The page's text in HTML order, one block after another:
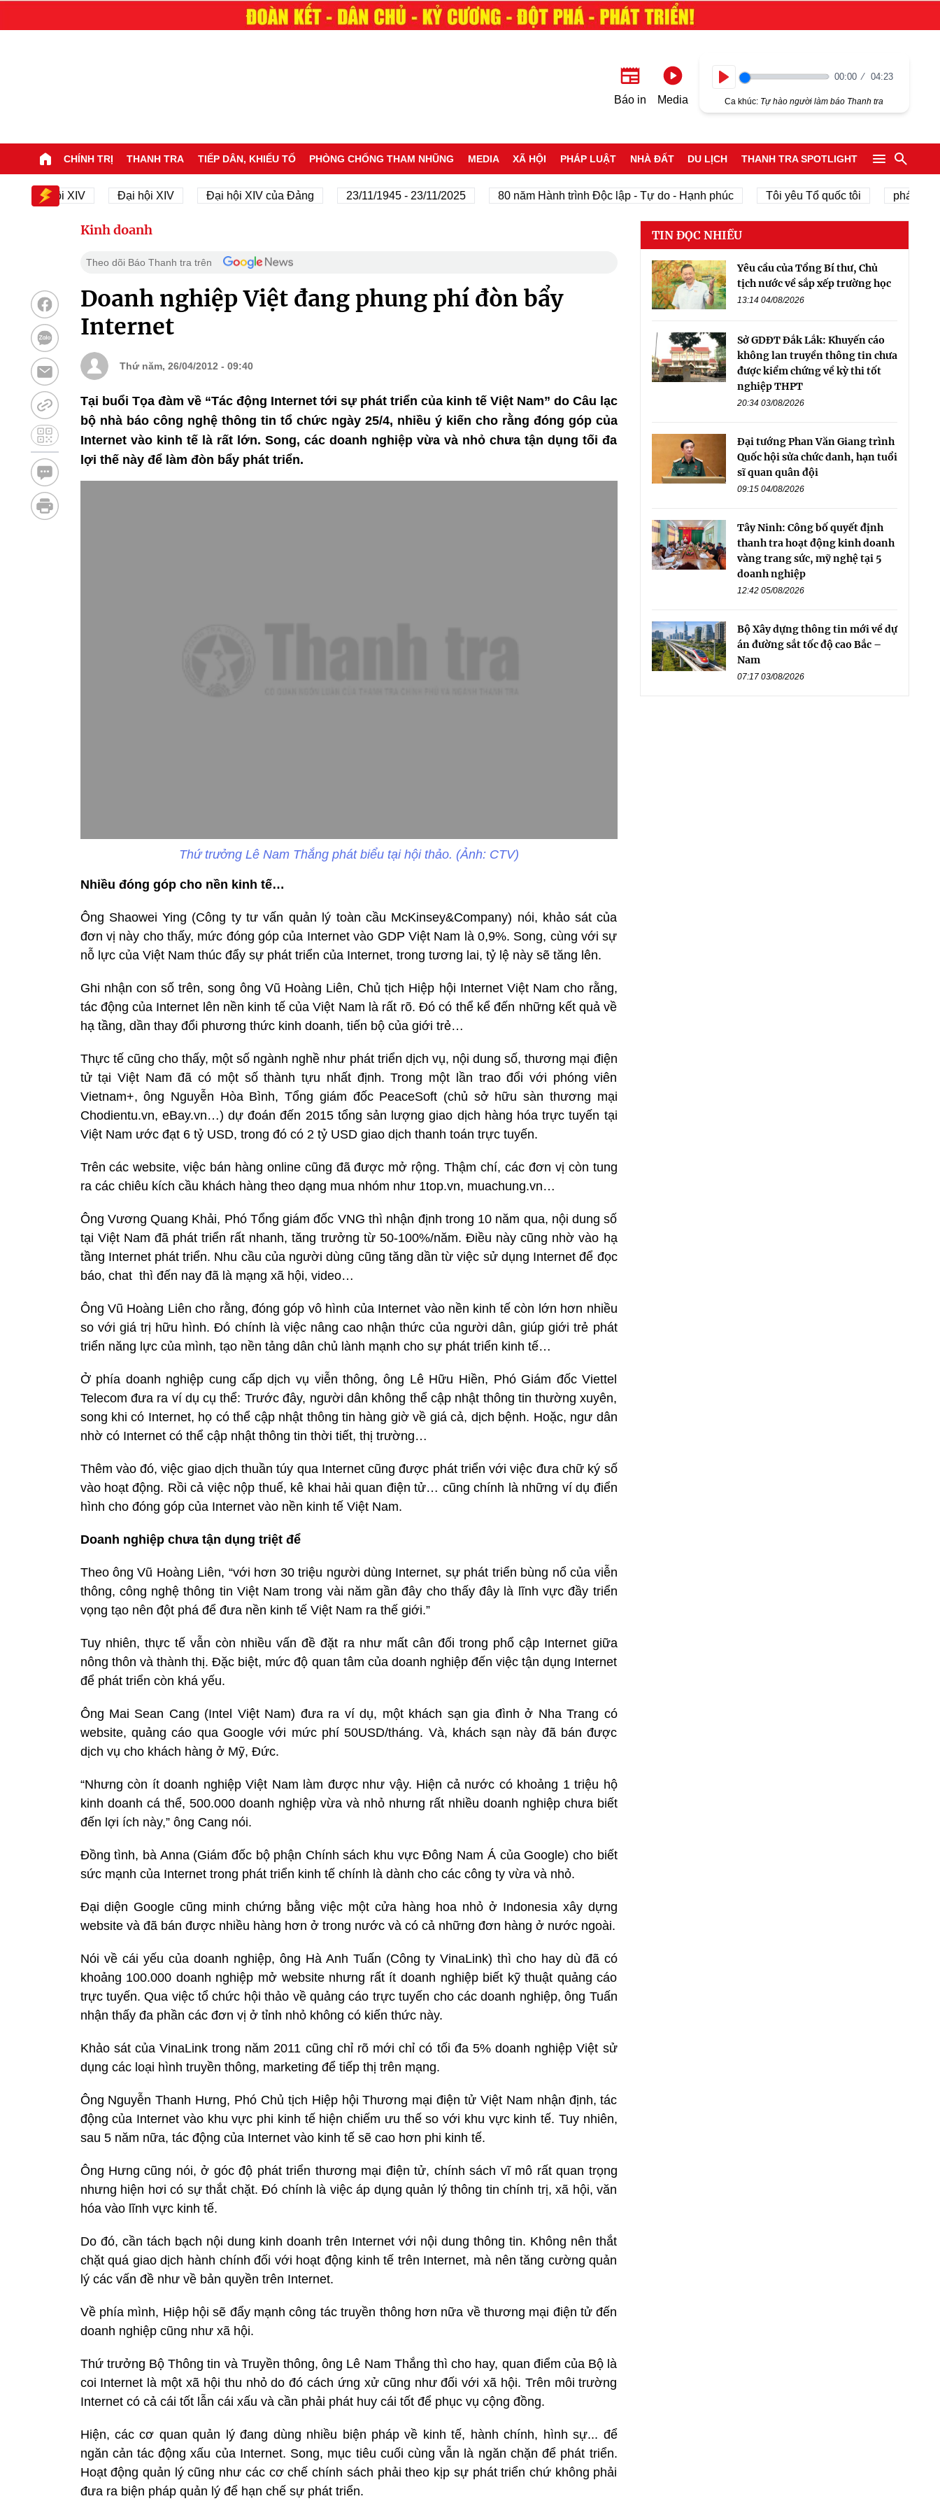
Báo in Media
00:00 04:23
Ca khúc: Tự hào người làm báo Thanh tra
CHÍNH TRỊ THANH TRA TIẾP DÂN, KHIẾU TỐ PHÒNG CHỐNG THAM NHŨNG MEDIA XÃ HỘI PHÁP LUẬT NHÀ ĐẤT DU LỊCH THANH TRA SPOTLIGHT
Đại hội XIV Đại hội XIV Đại hội XIV của Đảng 23/11/1945 - 23/11/2025 80 năm Hành trình Độc lập - Tự do - Hạnh phúc Tôi yêu Tổ quốc tôi phát triển
Kinh doanh
Theo dõi Báo Thanh tra trên
Doanh nghiệp Việt đang phung phí đòn bẩy
Internet
Thứ năm, 26/04/2012 - 09:40
Tại buổi Tọa đàm về “Tác động Internet tới sự phát triển của kinh tế Việt Nam” do Câu lạc
bộ nhà báo công nghệ thông tin tổ chức ngày 25/4, nhiều ý kiến cho rằng đóng góp của
Internet vào kinh tế là rất lớn. Song, các doanh nghiệp vừa và nhỏ chưa tận dụng tối đa
lợi thế này để làm đòn bẩy phát triển.
Thứ trưởng Lê Nam Thắng phát biểu tại hội thảo. (Ảnh: CTV)
Nhiều đóng góp cho nền kinh tế…
Ông Shaowei Ying (Công ty tư vấn quản lý toàn cầu McKinsey&Company) nói, khảo sát của
đơn vị này cho thấy, mức đóng góp của Internet vào GDP Việt Nam là 0,9%. Song, cùng với sự
nỗ lực của Việt Nam thúc đẩy sự phát triển của Internet, trong tương lai, tỷ lệ này sẽ tăng lên.
Ghi nhận con số trên, song ông Vũ Hoàng Liên, Chủ tịch Hiệp hội Internet Việt Nam cho rằng,
tác động của Internet lên nền kinh tế của Việt Nam là rất rõ. Đó có thể kể đến những kết quả về
hạ tầng, dần thay đổi phương thức kinh doanh, tiến bộ của giới trẻ…
Thực tế cũng cho thấy, một số ngành nghề như phát triển dịch vụ, nội dung số, thương mại điện
tử tại Việt Nam đã có một số thành tựu nhất định. Trong một lần trao đổi với phóng viên
Vietnam+, ông Nguyễn Hòa Bình, Tổng giám đốc PeaceSoft (chủ sở hữu sàn thương mại
Chodientu.vn, eBay.vn…) dự đoán đến 2015 tổng sản lượng giao dịch hàng hóa trực tuyến tại
Việt Nam ước đạt 6 tỷ USD, trong đó có 2 tỷ USD giao dịch thanh toán trực tuyến.
Trên các website, việc bán hàng online cũng đã được mở rộng. Thậm chí, các đơn vị còn tung
ra các chiêu kích cầu khách hàng theo dạng mua nhóm như 1top.vn, muachung.vn…
Ông Vương Quang Khải, Phó Tổng giám đốc VNG thì nhận định trong 10 năm qua, nội dung số
tại Việt Nam đã phát triển rất nhanh, tăng trưởng từ 50-100%/năm. Điều này cũng nhờ vào hạ
tầng Internet phát triển. Nhu cầu của người dùng cũng tăng dần từ việc sử dụng Internet để đọc
báo, chat thì đến nay đã là mạng xã hội, video…
Ông Vũ Hoàng Liên cho rằng, đóng góp vô hình của Internet vào nền kinh tế còn lớn hơn nhiều
so với giá trị hữu hình. Đó chính là việc nâng cao nhận thức của người dân, giúp giới trẻ phát
triển năng lực của mình, tạo nền tảng dân chủ lành mạnh cho sự phát triển kinh tế…
Ở phía doanh nghiệp cung cấp dịch vụ viễn thông, ông Lê Hữu Hiền, Phó Giám đốc Viettel
Telecom đưa ra ví dụ cụ thể: Trước đây, người dân không thể cập nhật thông tin thường xuyên,
song khi có Internet, họ có thể cập nhật thông tin hàng giờ về giá cả, dịch bệnh. Hoặc, ngư dân
nhờ có Internet có thể cập nhật thông tin thời tiết, thị trường…
Thêm vào đó, việc giao dịch thuần túy qua Internet cũng được phát triển với việc đưa chữ ký số
vào hoạt động. Rồi cả việc nộp thuế, kê khai hải quan điện tử… cũng chính là những ví dụ điển
hình cho đóng góp của Internet vào nền kinh tế Việt Nam.
Doanh nghiệp chưa tận dụng triệt để
Theo ông Vũ Hoàng Liên, “với hơn 30 triệu người dùng Internet, sự phát triển bùng nổ của viễn
thông, công nghệ thông tin Việt Nam trong vài năm gần đây cho thấy đây là lĩnh vực đầy triển
vọng tạo nên đột phá để đưa nền kinh tế Việt Nam ra thế giới.”
Tuy nhiên, thực tế vẫn còn nhiều vấn đề đặt ra như mất cân đối trong phổ cập Internet giữa
nông thôn và thành thị. Đặc biệt, mức độ quan tâm của doanh nghiệp đến việc tận dụng Internet
để phát triển còn khá yếu.
Ông Mai Sean Cang (Intel Việt Nam) đưa ra ví dụ, một khách sạn gia đình ở Nha Trang có
website, quảng cáo qua Google với mức phí 50USD/tháng. Và, khách sạn này đã bán được
dịch vụ cho khách hàng ở Mỹ, Đức.
“Nhưng còn ít doanh nghiệp Việt Nam làm được như vậy. Hiện cả nước có khoảng 1 triệu hộ
kinh doanh cá thể, 500.000 doanh nghiệp vừa và nhỏ nhưng rất nhiều doanh nghiệp chưa biết
đến lợi ích này,” ông Cang nói.
Đồng tình, bà Anna (Giám đốc bộ phận Chính sách khu vực Đông Nam Á của Google) cho biết
sức mạnh của Internet trong phát triển kinh tế chính là dành cho các công ty vừa và nhỏ.
Đại diện Google cũng minh chứng bằng việc một cửa hàng hoa nhỏ ở Indonesia xây dựng
website và đã bán được nhiều hàng hơn ở trong nước và có cả những đơn hàng ở nước ngoài.
Nói về cái yếu của doanh nghiệp, ông Hà Anh Tuấn (Công ty VinaLink) thì cho hay dù đã có
khoảng 100.000 doanh nghiệp mở website nhưng rất ít doanh nghiệp biết kỹ thuật quảng cáo
trực tuyến. Qua việc tổ chức hội thảo về quảng cáo trực tuyến cho các doanh nghiệp, ông Tuấn
nhận thấy đa phần các đơn vị ở tỉnh nhỏ không có kiến thức này.
Khảo sát của VinaLink trong năm 2011 cũng chỉ rõ mới chỉ có tối đa 5% doanh nghiệp Việt sử
dụng các loại hình truyền thông, marketing để tiếp thị trên mạng.
Ông Nguyễn Thanh Hưng, Phó Chủ tịch Hiệp hội Thương mại điện tử Việt Nam nhận định, tác
động của Internet vào khu vực phi kinh tế hiện chiếm ưu thế so với khu vực kinh tế. Tuy nhiên,
sau 5 năm nữa, tác động của Internet vào kinh tế sẽ cao hơn phi kinh tế.
Ông Hưng cũng nói, ở góc độ phát triển thương mại điện tử, chính sách vĩ mô rất quan trọng
nhưng hiện hơi có sự thắt chặt. Đó chính là việc áp dụng quản lý thông tin chính trị, xã hội, văn
hóa vào lĩnh vực kinh tế.
Do đó, cần tách bạch nội dung kinh doanh trên Internet với nội dung thông tin. Không nên thắt
chặt quá giao dịch hành chính đối với hoạt động kinh tế trên Internet, mà nên tăng cường quản
lý các vấn đề như về bản quyền trên Internet.
Về phía mình, Hiệp hội sẽ đẩy mạnh công tác truyền thông hơn nữa về thương mại điện tử đến
doanh nghiệp cũng như xã hội.
Thứ trưởng Bộ Thông tin và Truyền thông, ông Lê Nam Thắng thì cho hay, quan điểm của Bộ là
coi Internet là một xã hội thu nhỏ do đó cách ứng xử cũng như đối với xã hội. Trên môi trường
Internet có cả cái tốt lẫn cái xấu và cần phải phát huy cái tốt để phục vụ cộng đồng.
Hiện, các cơ quan quản lý đang dùng nhiều biện pháp về kinh tế, hành chính, hình sự... để
ngăn cản tác động xấu của Internet. Song, mục tiêu cuối cùng vẫn là ngăn chặn để phát triển.
Hoạt động quản lý cũng như các cơ chế chính sách phải theo kịp sự phát triển chứ không phải
đưa ra biện pháp quản lý để hạn chế sự phát triển.
TIN ĐỌC NHIỀU
Yêu cầu của Tổng Bí thư, Chủ
tịch nước về sắp xếp trường học
13:14 04/08/2026
Sở GDĐT Đắk Lắk: Khuyến cáo
không lan truyền thông tin chưa
được kiểm chứng về kỳ thi tốt
nghiệp THPT
20:34 03/08/2026
Đại tướng Phan Văn Giang trình
Quốc hội sửa chức danh, hạn tuổi
sĩ quan quân đội
09:15 04/08/2026
Tây Ninh: Công bố quyết định
thanh tra hoạt động kinh doanh
vàng trang sức, mỹ nghệ tại 5
doanh nghiệp
12:42 05/08/2026
Bộ Xây dựng thông tin mới về dự
án đường sắt tốc độ cao Bắc –
Nam
07:17 03/08/2026